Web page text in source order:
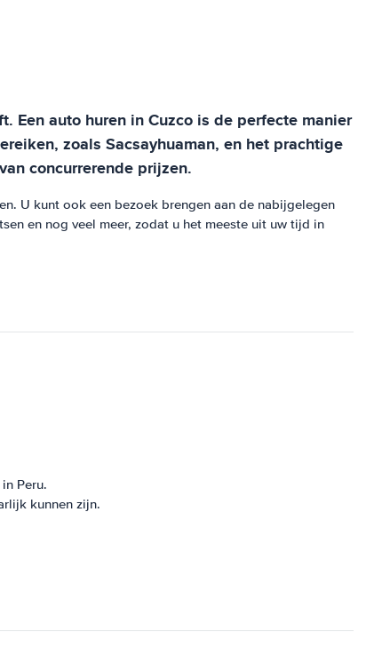
Een auto huren in Cuzco is de perfecte manier
zoals Sacsayhuaman, en het prachtige
concurrerende prijzen.
U kunt ook een bezoek brengen aan de nabijgelegen
en nog veel meer, zodat u het meeste uit uw tijd in
Peru.
kunnen zijn.